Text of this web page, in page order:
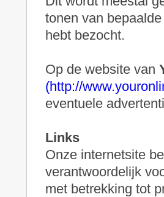
tonen van
hebt bezocht.
Op de website van
(http://
eventuele
Links
Onze internetsite
verantwoordelijk
met betrekking tot